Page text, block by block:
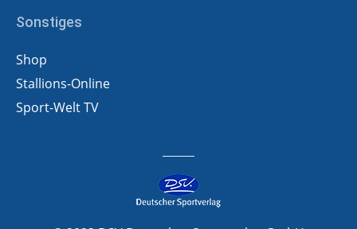
Sonstiges
Shop
Stallions-Online
Sport-Welt TV